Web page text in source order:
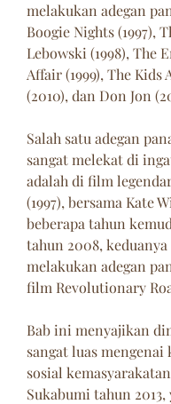
melakukan adegan
Boogie Nights (1997),
Lebowski (1998), The
Affair (1999), The Kids
(2010), dan Don Jon
Salah satu adegan
sangat melekat di
adalah di film
(1997), bersama Kate
beberapa tahun
tahun 2008,
melakukan adegan
film Revolutionary
Bab ini menyajikan
sangat luas mengenai
sosial
Sukabumi tahun 2013,